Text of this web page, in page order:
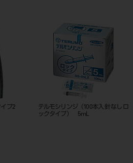
イプ2
テルモシリンジ（100本入 針なし ロ
ックタイプ） 5mL